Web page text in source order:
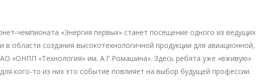
чемпионата «Энергия первых» станет посещение одного из ведущих
в области создания высокотехнологичной продукции для авиационной,
«ОНПП «Технология» им. А.Г.Ромашина». Здесь ребята уже «вживую»
кого-то из них это событие повлияет на выбор будущей профессии.